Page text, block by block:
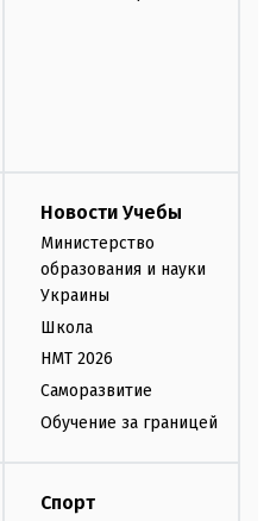
Новости Учебы
Министерство
образования и науки
Украины
Школа
НМТ 2026
Саморазвитие
Обучение за границей
Спорт